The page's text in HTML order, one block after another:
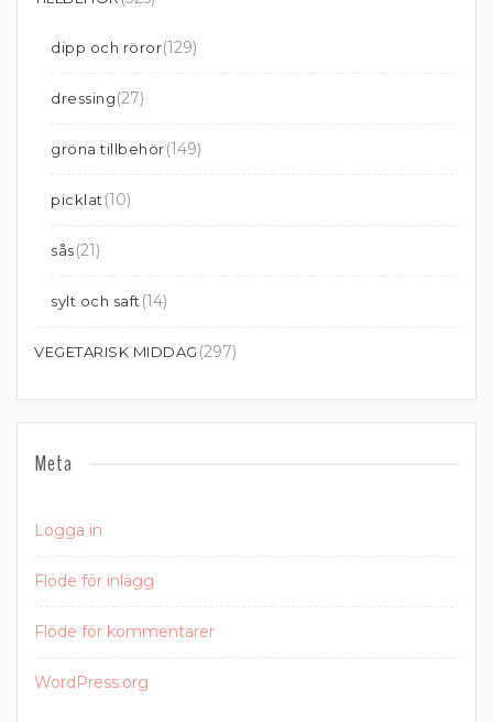
dipp och röror(129)
dressing(27)
gröna tillbehör(149)
picklat (10)
sås(21)
sylt och saft (14)
VEGETARISK MIDDAG (297)
Meta
Logga in
Flöde för inlägg
Flöde för kommentarer
WordPress.org